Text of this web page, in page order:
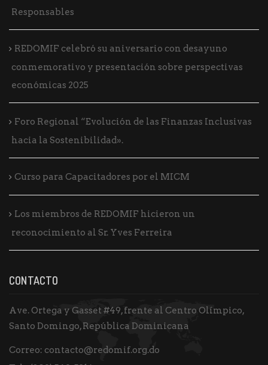
Responsables
REDOMIF celebró su aniversario con desayuno
conmemorativo y presentación sobre perspectivas
económicas 2025
Foro Regional “Evolución de las Finanzas Inclusivas
hacia la Sostenibilidad».
Curso para Capacitadores por el MICM
Los miembros de REDOMIF hicieron un
reconocimiento al Sr. Yves Ferreira
CONTACTO
Ave. Ortega y Gasset #49, frente al Centro Olímpico,
Santo Domingo, República Dominicana
Correo: contacto@redomif.org.do